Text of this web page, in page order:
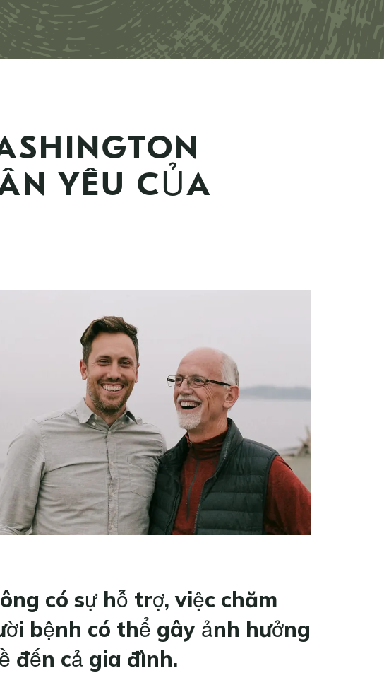
Tiếng Tagalog
ພາສາລາວ
YÊU CỦA
có sự hỗ trợ, việc chăm
bệnh có thể gây ảnh hưởng
đến cả gia đình.